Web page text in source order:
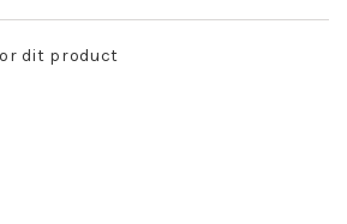
dit product